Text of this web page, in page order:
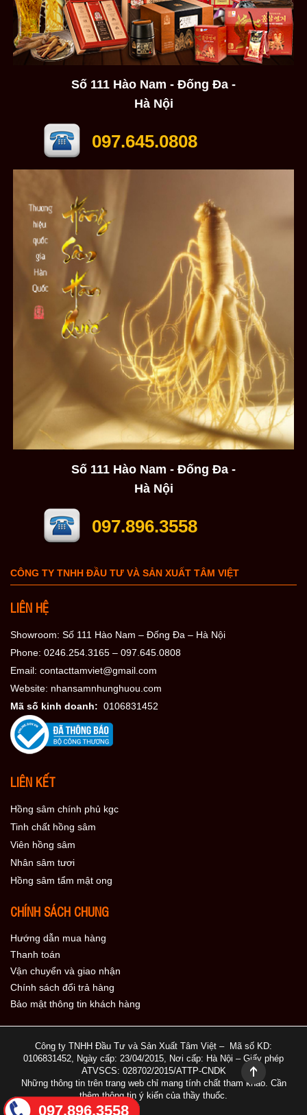
Số 111 Hào Nam - Đống Đa -
Hà Nội
097.645.0808
Số 111 Hào Nam - Đống Đa -
Hà Nội
097.896.3558
CÔNG TY TNHH ĐẦU TƯ VÀ SẢN XUẤT TÂM VIỆT
LIÊN HỆ
Showroom: Số 111 Hào Nam – Đống Đa – Hà Nội
Phone: 0246.254.3165 – 097.645.0808
Email: contacttamviet@gmail.com
Website: nhansamnhunghuou.com
Mã số kinh doanh: 0106831452
LIÊN KẾT
Hồng sâm chính phủ kgc
Tinh chất hồng sâm
Viên hồng sâm
Nhân sâm tươi
Hồng sâm tẩm mật ong
CHÍNH SÁCH CHUNG
Hướng dẫn mua hàng
Thanh toán
Vận chuyển và giao nhận
Chính sách đổi trả hàng
Bảo mật thông tin khách hàng
Công ty TNHH Đầu Tư và Sản Xuất Tâm Việt – Mã số KD:
0106831452, Ngày cấp: 23/04/2015, Nơi cấp: Hà Nội – Giấy phép
ATVSCS: 028702/2015/ATTP-CNDK
Những thông tin trên trang web chỉ mang tính chất tham khảo. Cần
thêm thông tin ý kiến của thầy thuốc.
097.896.3558